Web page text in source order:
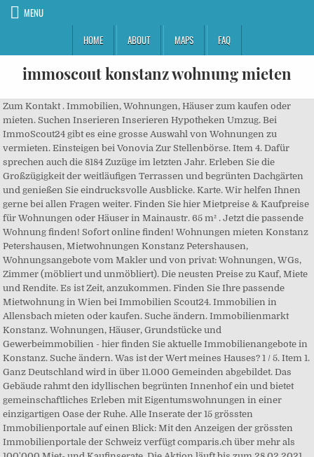
MENU
HOME
ABOUT MAPS FAQ
immoscout konstanz wohnung mieten
Zum Kontakt . Immobilien, Wohnungen, Häuser zum kaufen oder
mieten. Suchen Inserieren Inserieren Hypotheken Umzug. Bei
ImmoScout24 gibt es eine grosse Auswahl von Wohnungen zu
vermieten. Einsteigen bei Vonovia Zur Stellenbörse. Item 4. Dafür
sprechen auch die 8184 Zuzüge im letzten Jahr. Erleben Sie die
Großzügigkeit der weitläufigen Terrassen und begrünten Dachgärten
und genießen Sie eindrucksvolle Ausblicke. Karte. Wir helfen Ihnen
gerne bei allen Fragen weiter. Finden Sie hier Mietpreise & Kaufpreise
für Wohnungen oder Häuser in Mainaustr. 65 m² . Jetzt die passende
Wohnung finden! Sofort online finden! Wohnungen mieten Konstanz
Petershausen, Mietwohnungen Konstanz Petershausen,
Wohnungsangebote vom Makler und von privat: Wohnungen, WGs,
Zimmer (möbliert und unmöbliert). Die neusten Preise zu Kauf, Miete
und Rendite. Es ist Zeit, anzukommen. Finden Sie Ihre passende
Mietwohnung in Wien bei Immobilien Scout24. Immobilien in
Allensbach mieten oder kaufen. Suche ändern. Immobilienmarkt
Konstanz. Wohnungen, Häuser, Grundstücke und
Gewerbeimmobilien - hier finden Sie aktuelle Immobilienangebote in
Konstanz. Suche ändern. Was ist der Wert meines Hauses? 1 / 5. Item 1.
Ganz Deutschland wird in über 11.000 Gemeinden abgebildet. Das
Gebäude rahmt den idyllischen begrünten Innenhof ein und bietet
gemeinschaftliches Erleben mit Eigentumswohnungen in einer
einzigartigen Oase der Ruhe. Alle Inserate der 15 grössten
Immobilienportale auf einen Blick: Mit den Anzeigen der grössten
Immobilienportale der Schweiz verfügt comparis.ch über mehr als